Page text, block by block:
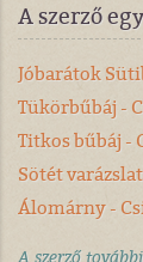
A szerző
Jóbarátok
Tükörbűbáj -
Titkos bűbáj -
Sötét
Álomárny -
A szerző további